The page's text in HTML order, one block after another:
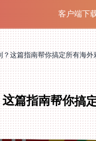
客户端下
这篇指南帮你搞定所有海外
篇指南帮你搞